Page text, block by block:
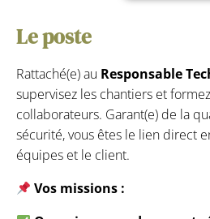
Le poste
Rattaché(e) au Responsable
supervisez les chantiers et
collaborateurs. Garant(e) de la
sécurité, vous êtes le lien direct
équipes et le client.
Vos missions :